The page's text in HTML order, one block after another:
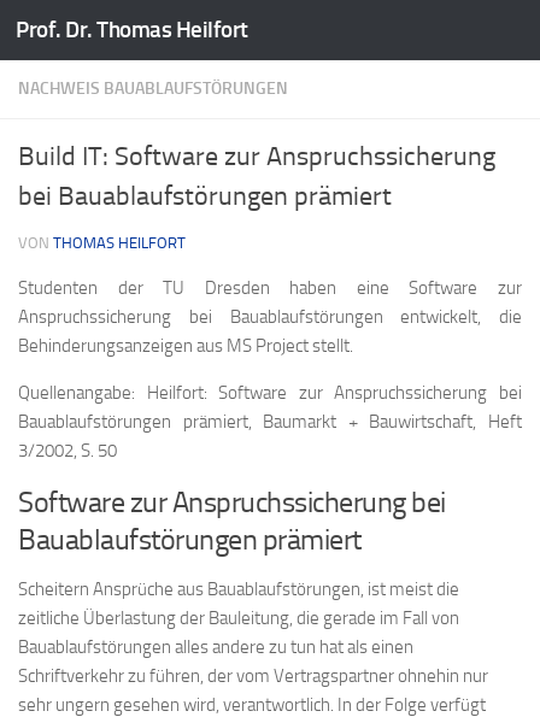
Zum Inhalt springen
Prof. Dr. Thomas Heilfort
NACHWEIS BAUABLAUFSTÖRUNGEN
Build IT: Software zur Anspruchssicherung
bei Bauablaufstörungen prämiert
VON THOMAS HEILFORT
Studenten der TU Dresden haben eine Software zur
Anspruchssicherung bei Bauablaufstörungen entwickelt, die
Behinderungsanzeigen aus MS Project stellt.
Quellenangabe: Heilfort: Software zur Anspruchssicherung bei
Bauablaufstörungen prämiert, Baumarkt + Bauwirtschaft, Heft
3/2002, S. 50
Software zur Anspruchssicherung bei
Bauablaufstörungen prämiert
Scheitern Ansprüche aus Bauablaufstörungen, ist meist die
zeitliche Überlastung der Bauleitung, die gerade im Fall von
Bauablaufstörungen alles andere zu tun hat als einen
Schriftverkehr zu führen, der vom Vertragspartner ohnehin nur
sehr ungern gesehen wird, verantwortlich. In der Folge verfügt